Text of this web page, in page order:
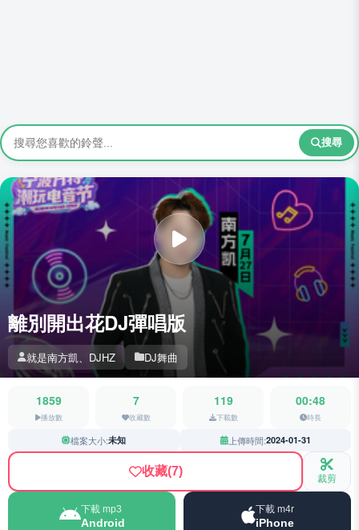
搜尋
離別開出花DJ彈唱版
就是南方凱、DJHZ DJ舞曲
1859
播放數
7
收藏數
119
下載數
00:48
時長
檔案大小:未知 上傳時間:2024-01-31
收藏(7) 裁剪
下載 mp3
Android
下載 m4r
iPhone